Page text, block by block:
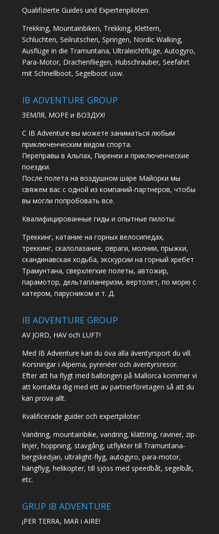
Qualifizierte Guides und Expertenpiloten:
Trekking, Mountainbiken, Trekking, Klettern,
Schluchten, Seilrutschen, Springen, Nordic Walking,
Ausflüge in die Tramuntana, Ultraleichtflüge, Autogyro,
Para-Motor, Drachenfliegen, Hubschrauber, Seefahrt
mit Schnellboot, Segelboot usw.
IB ADVENTURE GROUP
ЗЕМЛЯ, МОРЕ и ВОЗДУХ!
С IB Adventure вы можете заниматься любым
приключенческим видом спорта.
Переправы в Альпах, Пиренеи и приключенческие
поездки.
После полета на воздушном шаре Майорки мы
свяжем вас с одной из компаний-партнеров, чтобы
вы могли попробовать все.
Квалифицированные гиды и опытные пилоты:
Треккинг, катание на горных велосипедах,
треккинг, скалолазание, овраги, молнии, прыжки,
скандинавская ходьба, экскурсии на горный хребет
Трамунтана, сверхлегкие полеты, автожир,
парамотор, дельтапланеризм, вертолет, по морю с
катером, парусником и т. Д.
IB ADVENTURE GROUP
AV JORD, HAV och LUFT!
Med IB Adventure kan du öva alla äventyrsport du vill.
Korsningar i Alperna, pyrenéer och äventyrsresor.
Efter att ha flygt med ballongen på Mallorca kommer vi
att kontakta dig med ett av partnerföretagen så att du
kan prova allt.
Kvalificerade guider och expertpiloter:
Vandring, mountainbike, vandring, klättring, raviner, zip-
linjer, hoppning, stavgång, utflykter till Tramuntana-
bergskedjan, ultralight-flyg, autogyro, para-motor,
hängflyg, helikopter, till sjöss med speedbåt, segelbåt,
etc.
GRUP IB ADVENTURE
¡PER TERRA, MAR i AIRE!